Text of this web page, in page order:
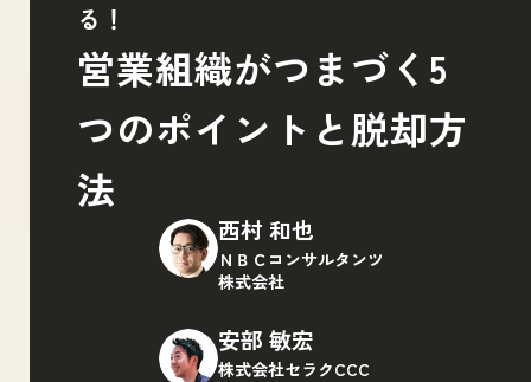
る！
営業組織がつまづく5
つのポイントと脱却方
法
西村 和也
ＮＢＣコンサルタンツ
株式会社
安部 敏宏
株式会社セラクCCC